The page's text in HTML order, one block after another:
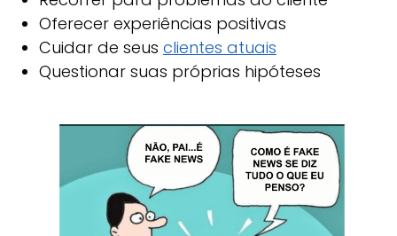
Oferecer experiências positivas
Cuidar de seus clientes atuais
Questionar suas próprias hipóteses